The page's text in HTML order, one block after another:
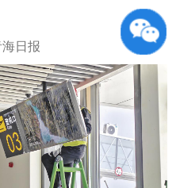
日报